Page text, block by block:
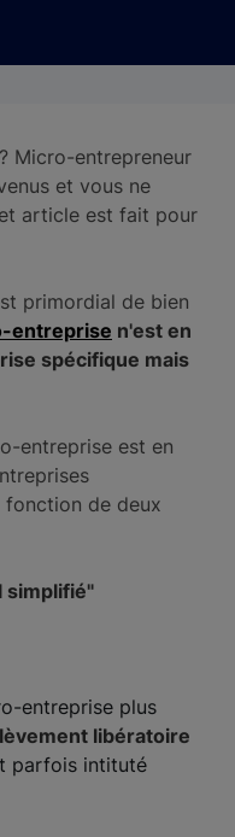
Micro-entrepreneur
et vous ne
article est fait pour
primordial de bien
entreprise n'est en
spécifique mais
entreprise est en
fonction de deux
simplifié"
entreprise plus
libératoire
parfois intituté